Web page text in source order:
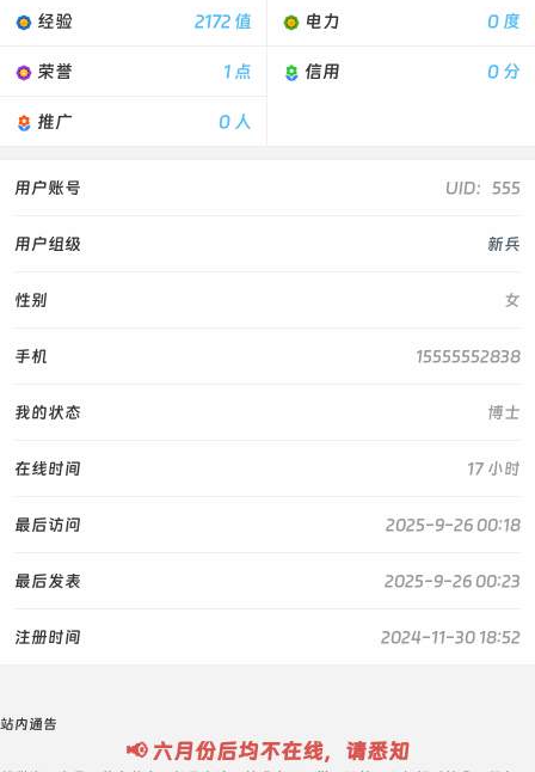
2172 值
经验 0 度
电力
1 点
荣誉 0 分
信用
0 人
推广
UID：555
用户账号
新兵
用户组级
女
性别
15555552838
手机
博士
我的状态
17 小时
在线时间
2025-9-26 00:18
最后访问
2025-9-26 00:23
最后发表
2024-11-30 18:52
注册时间
站内通告
📢 六月份后均不在线，请悉知